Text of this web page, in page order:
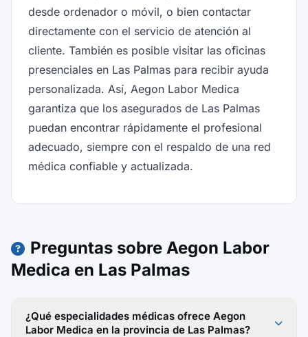
desde ordenador o móvil, o bien contactar
directamente con el servicio de atención al
cliente. También es posible visitar las oficinas
presenciales en Las Palmas para recibir ayuda
personalizada. Así, Aegon Labor Medica
garantiza que los asegurados de Las Palmas
puedan encontrar rápidamente el profesional
adecuado, siempre con el respaldo de una red
médica confiable y actualizada.
Preguntas sobre Aegon Labor
Medica en Las Palmas
¿Qué especialidades médicas ofrece Aegon
Labor Medica en la provincia de Las Palmas?